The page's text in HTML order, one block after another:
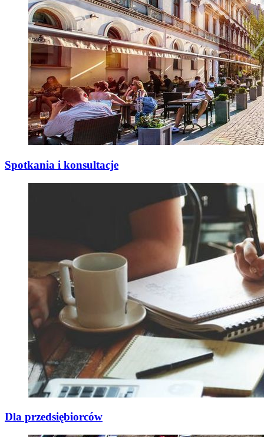
Spotkania i konsultacje
Dla przedsiębiorców